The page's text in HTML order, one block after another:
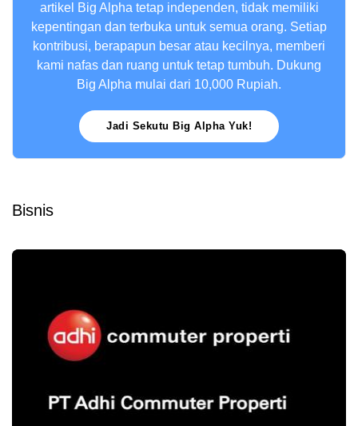
artikel Big Alpha tetap independen, tidak memiliki
kepentingan dan terbuka untuk semua orang. Setiap
kontribusi, berapapun besar atau kecilnya, memberi
kami nafas dan ruang untuk tetap tumbuh. Dukung
Big Alpha mulai dari 10,000 Rupiah.
Jadi Sekutu Big Alpha Yuk!
Bisnis